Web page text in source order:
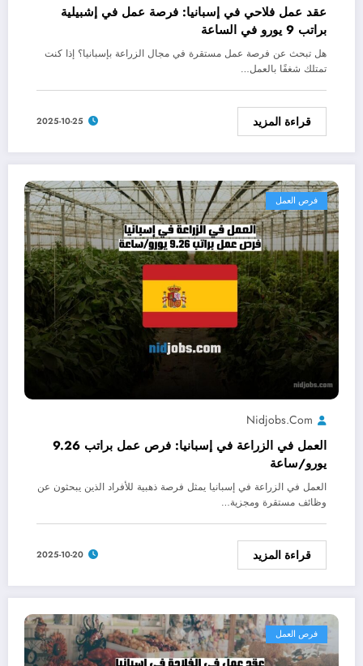
عقد عمل فلاحي في إسبانيا: فرصة عمل في إشبيلية
براتب 9 يورو في الساعة
هل تبحث عن فرصة عمل مستقرة في مجال الزراعة بإسبانيا؟ إذا كنت
تمتلك شغفًا بالعمل…
قراءة المزيد 2025-10-25
فرص العمل
Nidjobs.com
العمل في الزراعة في إسبانيا: فرص عمل براتب 9.26
يورو/ساعة
العمل في الزراعة في إسبانيا يمثل فرصة ذهبية للأفراد الذين يبحثون عن
وظائف مستقرة ومجزية…
قراءة المزيد 2025-10-20
فرص العمل